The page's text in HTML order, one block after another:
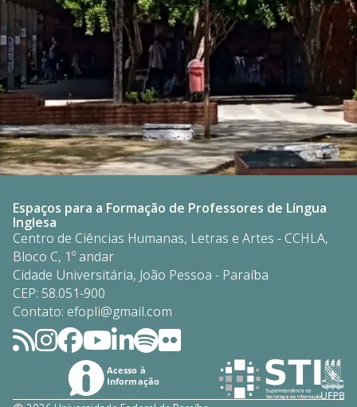
Espaços para a Formação de Professores de Língua
Inglesa
Centro de Ciências Humanas, Letras e Artes - CCHLA,
Bloco C, 1º andar
Cidade Universitária, João Pessoa - Paraíba
CEP: 58.051-900
Contato: efopli@gmail.com
Acesso à
Informação